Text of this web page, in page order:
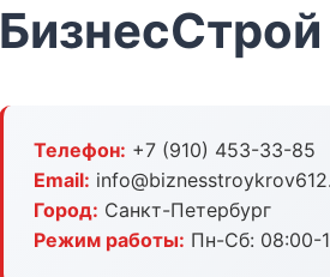
Телефон: +7 (910) 453-33-85
Email:
Город: Санкт-Петербург
Режим работы: Пн-Сб: 08:00-